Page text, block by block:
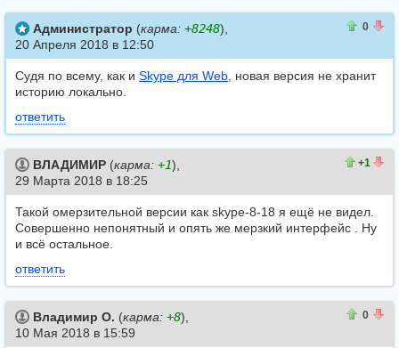
0
Администратор (карма: +8248),
20 Апреля 2018 в 12:50
Судя по всему, как и Skype для Web , новая версия не хранит
историю локально.
ответить
+1
ВЛАДИМИР (карма: +1),
29 Марта 2018 в 18:25
Такой омерзительной версии как skype-8-18 я ещё не видел.
Совершенно непонятный и опять же мерзкий интерфейс . Ну
и всё остальное.
ответить
0
Владимир О. (карма: +8),
10 Мая 2018 в 15:59